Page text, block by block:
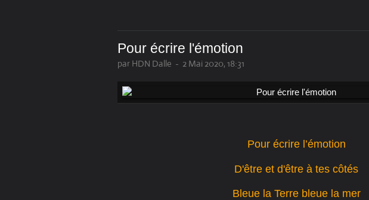
Pour écrire l'émotion
par HDN Dalle - 2 Mai 2020, 18:31
Pour écrire l’émotion
D'être et d'être à tes côtés
Bleue la Terre bleue la mer